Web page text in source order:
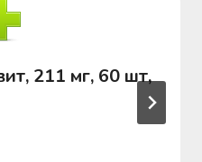
211 мг, 60 шт,